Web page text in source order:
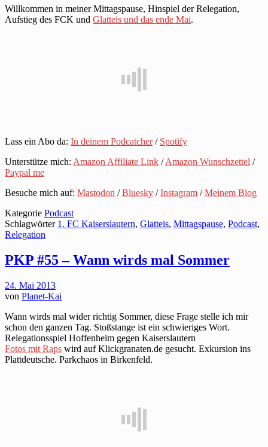
Willkommen in meiner Mittagspause, Hinspiel der Relegation,
Aufstieg des FCK und Glatteis und das ende Mai.
Lass ein Abo da: In deinem Podcatcher/ Spotify
Unterstütze mich: Amazon Affiliate Link /Amazon Wunschzettel /
Paypal me
Besuche mich auf: Mastodon /Bluesky /Instagram /Meinem Blog
Kategorie Podcast
Schlagwörter 1. FC Kaiserslautern, Glatteis, Mittagspause, Podcast,
Relegation
PKP #55 – Wann wirds mal Sommer
24. Mai 2013
von Planet-Kai
Wann wirds mal wider richtig Sommer, diese Frage stelle ich mir
schon den ganzen Tag. Stoßstange ist ein schwieriges Wort.
Relegationsspiel Hoffenheim gegen Kaiserslautern
Fotos mit Raps wird auf Klickgranaten.de gesucht. Exkursion ins
Plattdeutsche. Parkchaos in Birkenfeld.